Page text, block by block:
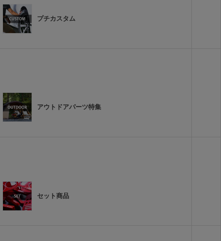
プチカスタム
アウトドアパーツ特集
セット商品